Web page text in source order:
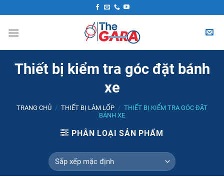
to
content
Thiết bị kiểm tra góc đặt bánh
xe
TRANG CHỦ / THIẾT BỊ LÀM LỐP / THIẾT BỊ KIỂM TRA GÓC ĐẶT
BÁNH XE
PHÂN LOẠI SẢN PHẨM